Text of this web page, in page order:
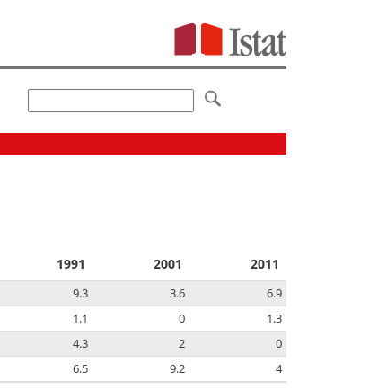
1991 2001 2011
9.3 3.6
6.9
1.1 0
1.3
4.3 2
0
6.5 9.2 4